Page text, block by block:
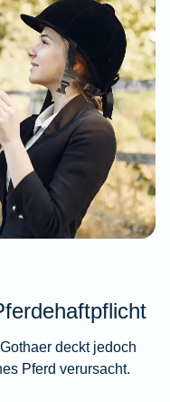
deckt jedoch
Pferd verursacht.